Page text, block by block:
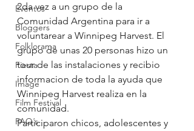
Eventos
Bloggers
Folklorama
Fiesta
Image
Film Festival
FAQ´s
2da vez a un grupo de la
Comunidad Argentina para ir a
voluntarear a Winnipeg Harvest. El
grupo de unas 20 personas hizo un
tour de las instalaciones y recibio
informacion de toda la ayuda que
Winnipeg Harvest realiza en la
comunidad.
Participaron chicos, adolescentes y